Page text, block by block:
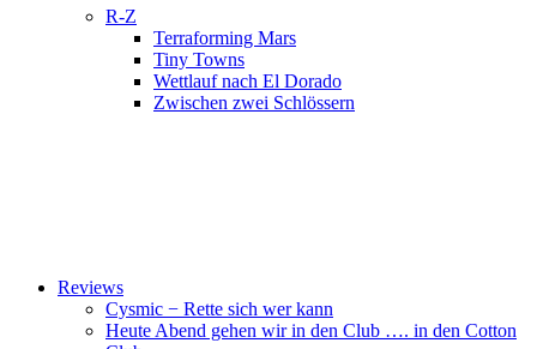
R-Z
Terraforming Mars
Tiny Towns
Wettlauf nach El Dorado
Zwischen zwei Schlössern
Reviews
Cysmic − Rette sich wer kann
Heute Abend gehen wir in den Club …. in den Cotton